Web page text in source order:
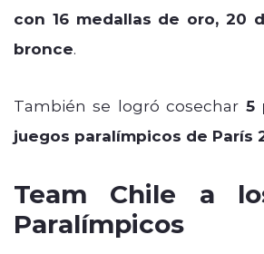
con 16 medallas de oro, 20
bronce.
También se logró cosechar 5
juegos paralímpicos de París
Team Chile a
Paralímpicos